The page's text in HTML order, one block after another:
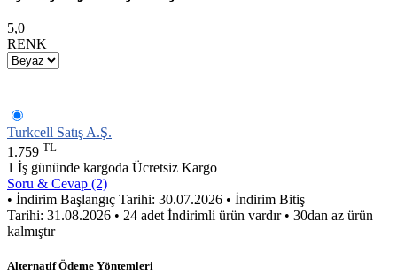
5,0
RENK
Turkcell Satış A.Ş.
1.759 TL
1 İş gününde kargoda Ücretsiz Kargo
Soru & Cevap (2)
• İndirim Başlangıç Tarihi: 30.07.2026 • İndirim Bitiş
Tarihi: 31.08.2026 • 24 adet İndirimli ürün vardır • 30dan az ürün
kalmıştır
Alternatif Ödeme Yöntemleri